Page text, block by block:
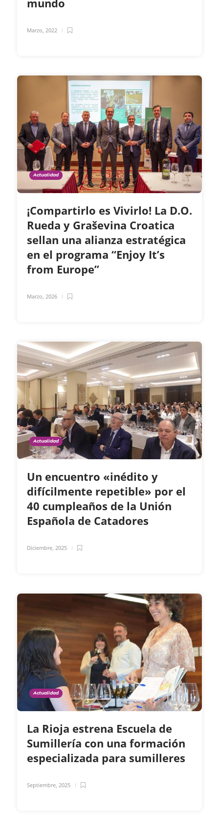
mundo
Marzo, 2022
Actualidad
¡Compartirlo es Vivirlo! La D.O.
Rueda y Graševina Croatica
sellan una alianza estratégica
en el programa “Enjoy It’s
from Europe”
Marzo, 2026
Actualidad
Un encuentro «inédito y
difícilmente repetible» por el
40 cumpleaños de la Unión
Española de Catadores
Diciembre, 2025
Actualidad
La Rioja estrena Escuela de
Sumillería con una formación
especializada para sumilleres
Septiembre, 2025